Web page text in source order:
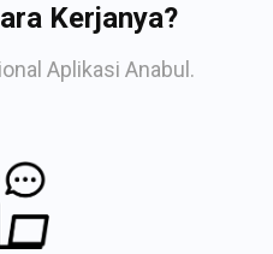
Kerjanya?
Aplikasi Anabul.